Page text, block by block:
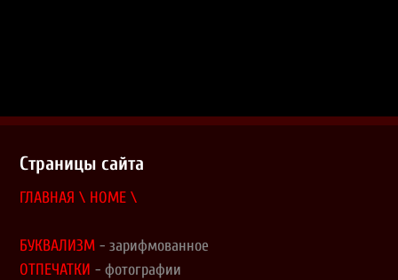
Страницы сайта
ГЛАВНАЯ \ HOME \
БУКВАЛИЗМ - зарифмованное
ОТПЕЧАТКИ - фотографии